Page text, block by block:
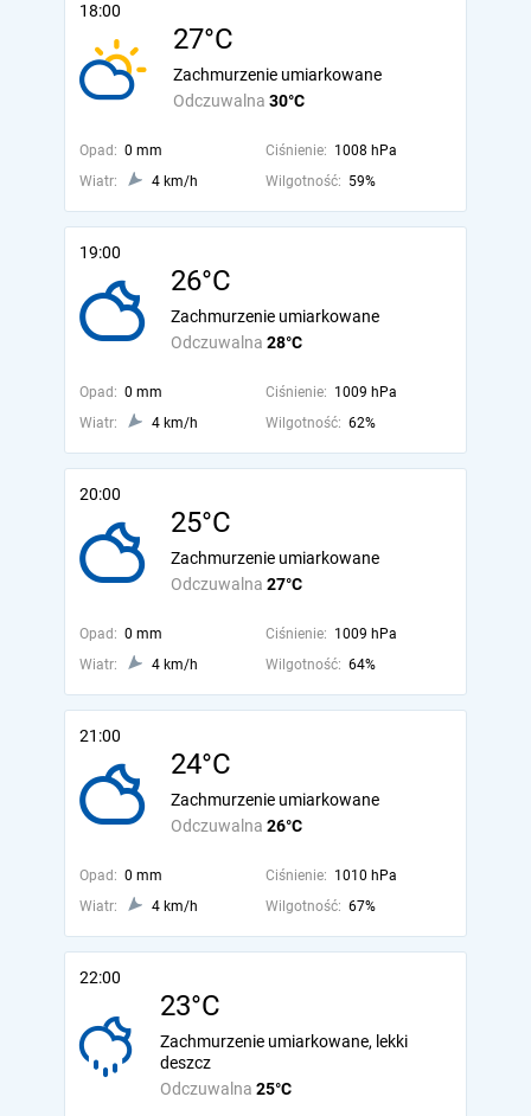
18:00
27°C
Odczuwalna 30°C
Zachmurzenie umiarkowane
Opad: 0 mm Ciśnienie: 1008 hPa
Wiatr:
4 km/h Wilgotność: 59%
19:00
26°C
Odczuwalna 28°C
Zachmurzenie umiarkowane
Opad: 0 mm Ciśnienie: 1009 hPa
Wiatr:
4 km/h Wilgotność: 62%
20:00
25°C
Odczuwalna 27°C
Zachmurzenie umiarkowane
Opad: 0 mm Ciśnienie: 1009 hPa
Wiatr:
4 km/h Wilgotność: 64%
21:00
24°C
Odczuwalna 26°C
Zachmurzenie umiarkowane
Opad: 0 mm Ciśnienie: 1010 hPa
Wiatr:
4 km/h Wilgotność: 67%
22:00
23°C
Odczuwalna 25°C
Zachmurzenie umiarkowane, lekki
deszcz